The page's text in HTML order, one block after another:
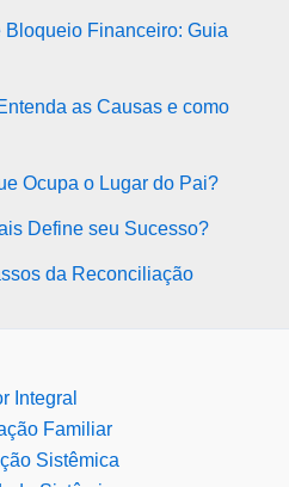
Bloqueio Financeiro: Guia
as Causas e como
Ocupa o Lugar do Pai?
Define seu Sucesso?
da Reconciliação
Integral
Familiar
Sistêmica